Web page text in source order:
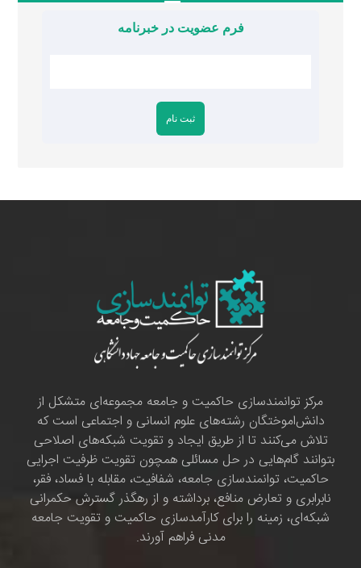
فرم عضویت در خبرنامه
مرکز توانمندسازی حاکمیت و جامعه مجموعه‌ای متشکل از
دانش‌اموختگان رشته‌های علوم انسانی و اجتماعی است که
تلاش می‌کنند تا از طریق ایجاد و تقویت شبکه‌های اصلاحی
بتوانند گام‌هایی در حل مسائلی همچون تقویت ظرفیت اجرایی
حاکمیت، توانمندسازی جامعه، شفافیت، مقابله با فساد، فقر،
نابرابری و تعارض منافع، برداشته و از رهگذر گسترش حکمرانی
شبکه‌ای، زمینه را برای کارآمدسازی حاکمیت و تقویت جامعه
مدنی فراهم آورند.